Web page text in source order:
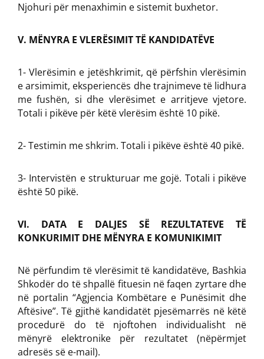
Njohuri për menaxhimin e sistemit buxhetor.
V. MËNYRA E VLERËSIMIT TË KANDIDATËVE
1- Vlerësimin e jetëshkrimit, që përfshin vlerësimin
e arsimimit, eksperiencës dhe trajnimeve të lidhura
me fushën, si dhe vlerësimet e arritjeve vjetore.
Totali i pikëve për këtë vlerësim është 10 pikë.
2- Testimin me shkrim. Totali i pikëve është 40 pikë.
3- Intervistën e strukturuar me gojë. Totali i pikëve
është 50 pikë.
VI. DATA E DALJES SË REZULTATEVE TË
KONKURIMIT DHE MËNYRA E KOMUNIKIMIT
Në përfundim të vlerësimit të kandidatëve, Bashkia
Shkodër do të shpallë fituesin në faqen zyrtare dhe
në portalin “Agjencia Kombëtare e Punësimit dhe
Aftësive”. Të gjithë kandidatët pjesëmarrës në këtë
procedurë do të njoftohen individualisht në
mënyrë elektronike për rezultatet (nëpërmjet
adresës së e-mail).